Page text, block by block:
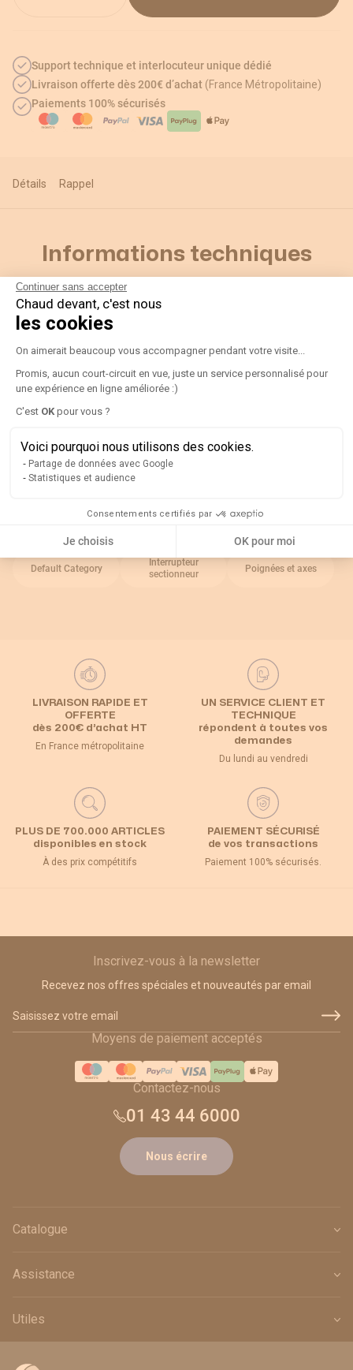
Continuer sans accepter
Chaud devant, c'est nous
les cookies
Plateforme de Gestion du
On aimerait beaucoup vous accompagner pendant votre visite...
Promis, aucun court-circuit en vue, juste un service personnalisé pour
une expérience en ligne améliorée :)
C'est OK pour vous ?
Voici pourquoi nous utilisons des cookies.
Partage de données avec Google
Statistiques et audience
Consentements certifiés par
Je choisis OK pour moi
Support technique et interlocuteur unique dédié
Livraison offerte dès 200€ d’achat (France Métropolitaine)
Paiements 100% sécurisés
Détails Rappel
Informations techniques
Détails
Indice ip : IP65
Type d'accessoire : Poignée
Couleur de la poignée : Rouge/Jaune
Pour être utilisé avec :
Rappel
Catégories associées
Default Category
Interrupteur
sectionneur
Poignées et axes
LIVRAISON RAPIDE ET
OFFERTE
dès 200€ d’achat HT
En France métropolitaine
UN SERVICE CLIENT ET
TECHNIQUE
répondent à toutes vos
demandes
Du lundi au vendredi
PLUS DE 700.000 ARTICLES
disponibles en stock
À des prix compétitifs
PAIEMENT SÉCURISÉ
de vos transactions
Paiement 100% sécurisés.
Inscrivez-vous à la newsletter
Recevez nos offres spéciales et nouveautés par email
Moyens de paiement acceptés
Contactez-nous
01 43 44 6000
Nous écrire
Catalogue
Assistance
Utiles